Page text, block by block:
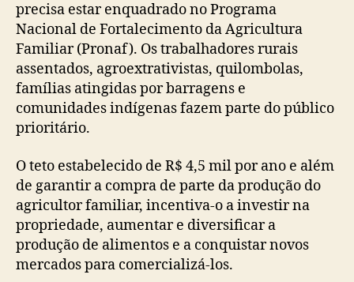
precisa estar enquadrado no Programa
Nacional de Fortalecimento da Agricultura
Familiar (Pronaf). Os trabalhadores rurais
assentados, agroextrativistas, quilombolas,
famílias atingidas por barragens e
comunidades indígenas fazem parte do público
prioritário.
O teto estabelecido de R$ 4,5 mil por ano e além
de garantir a compra de parte da produção do
agricultor familiar, incentiva-o a investir na
propriedade, aumentar e diversificar a
produção de alimentos e a conquistar novos
mercados para comercializá-los.